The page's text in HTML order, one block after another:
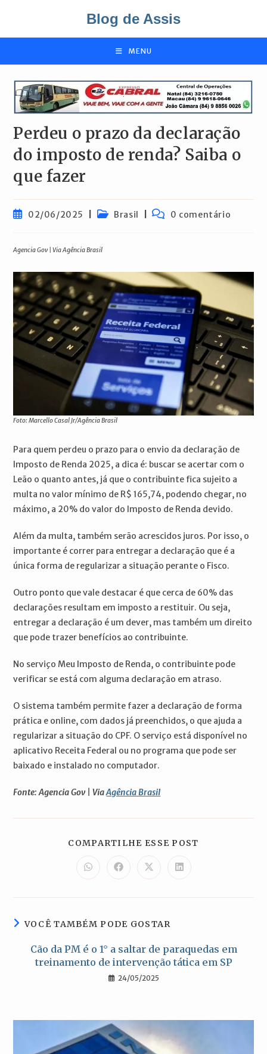
o
Blog de Assis
MENU
Perdeu o prazo da declaração
do imposto de renda? Saiba o
que fazer
Post02/06/2025
Categoria
Brasil
Comentários
0 comentário
Agencia Gov | Via Agência Brasil
Foto: Marcello Casal Jr/Agência Brasil
Para quem perdeu o prazo para o envio da declaração de
Imposto de Renda 2025, a dica é: buscar se acertar com o
Leão o quanto antes, já que o contribuinte fica sujeito a
multa no valor mínimo de R$ 165,74, podendo chegar, no
máximo, a 20% do valor do Imposto de Renda devido.
Além da multa, também serão acrescidos juros. Por isso, o
importante é correr para entregar a declaração que é a
única forma de regularizar a situação perante o Fisco.
Outro ponto que vale destacar é que cerca de 60% das
declarações resultam em imposto a restituir. Ou seja,
entregar a declaração é um dever, mas também um direito
que pode trazer benefícios ao contribuinte.
No serviço Meu Imposto de Renda, o contribuinte pode
verificar se está com alguma declaração em atraso.
O sistema também permite fazer a declaração de forma
prática e online, com dados já preenchidos, o que ajuda a
regularizar a situação do CPF. O serviço está disponível no
aplicativo Receita Federal ou no programa que pode ser
baixado e instalado no computador.
Fonte: Agencia Gov | ViaAgência Brasil
COMPARTILHE ESSE POST
Abre
em
nova
Abre
em
nova
Abre
em
nova
Abre
em
nova
VOCÊ TAMBÉM PODE GOSTAR
Cão da PM é o 1° a saltar de paraquedas em
treinamento de intervenção tática em SP
24/05/2025